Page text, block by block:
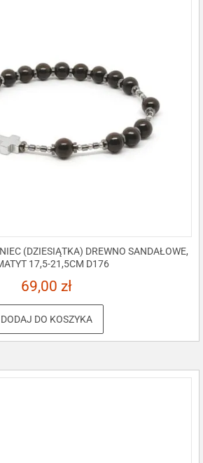
(DZIESIĄTKA) DREWNO SANDAŁOWE,
17,5-21,5CM D176
69,00 zł
DODAJ DO KOSZYKA